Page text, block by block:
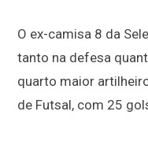
O ex-camisa 8 da
tanto na defesa
quarto maior
de Futsal, com 25